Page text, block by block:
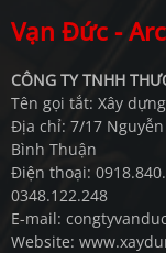
Vạn Đức -
CÔNG TY TNHH
Tên gọi tắt: Xây
Địa chỉ: 7/17
Bình Thuận
Điện thoại:
E-mail:
Website: